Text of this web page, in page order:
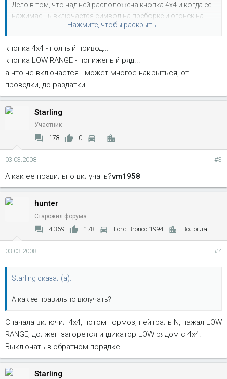
Дело в том, что над ней расположена кнопка 4х4 и когда ее
нажимаешь включается символ на преборке и огонек на
самой кнопке. Пробывал включать LOW RANGE в любых
Заранее всем спасибо!
Очень надеюсь что вскором времени в Москве будет
достаточно Бронков, что бы Бронководам было интерестно
создать свой сайт и клуб!!!
Нажмите, чтобы раскрыть...
кнопка 4х4 - полный привод...
кнопка LOW RANGE - пониженый ряд...
а что не включается...может многое накрыться, от
проводки, до раздатки..
Starling
Участник
178 0
03.03.2008 #3
А как ее правильно вклучать?vm1958
hunter
Старожил форума
4 369 178 Ford Bronco 1994 Вологда
03.03.2008 #4
Starling сказал(а):
А как ее правильно вклучать?
Сначала включил 4х4, потом тормоз, нейтраль N, нажал LOW
RANGE, должен загорется индикатор LOW рядом с 4х4.
Выключать в обратном порядке.
Starling